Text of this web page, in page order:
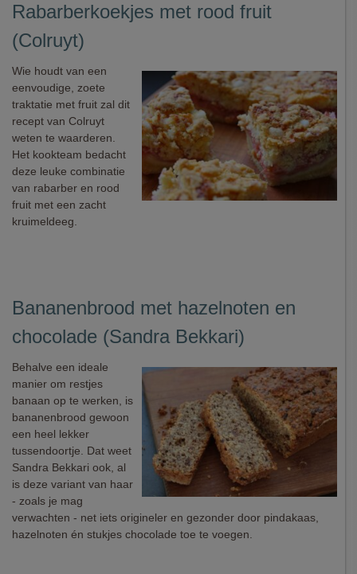
Rabarberkoekjes met rood fruit
(Colruyt)
Wie houdt van een
eenvoudige, zoete
traktatie met fruit zal dit
recept van Colruyt
weten te waarderen.
Het kookteam bedacht
deze leuke combinatie
van rabarber en rood
fruit met een zacht
kruimeldeeg.
Bananenbrood met hazelnoten en
chocolade (Sandra Bekkari)
Behalve een ideale
manier om restjes
banaan op te werken, is
bananenbrood gewoon
een heel lekker
tussendoortje. Dat weet
Sandra Bekkari ook, al
is deze variant van haar
- zoals je mag
verwachten - net iets origineler en gezonder door pindakaas,
hazelnoten én stukjes chocolade toe te voegen.